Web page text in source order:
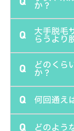
ます。
い。友達同士
てもらうこと
当店は男性も
美を追究する
か？
小学生～中学
のうえ施術さ
お子様のデリ
モードがあり
ただき、親御
Q 大手脱毛
らうより
脱毛の施術は
店では大手脱
最新の高性能
能が同じで有
術しても効果
Q どのくら
か？
目標とする脱
Q 何回通え
Q どのよう